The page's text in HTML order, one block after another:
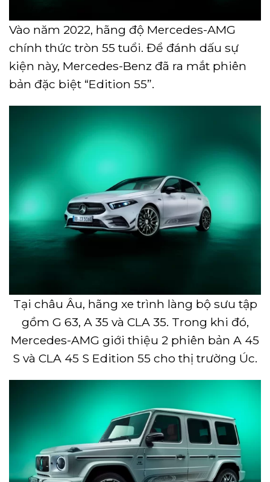
Vào năm 2022, hãng độ Mercedes-AMG
chính thức tròn 55 tuổi. Để đánh dấu sự
kiện này, Mercedes-Benz đã ra mắt phiên
bản đặc biệt “Edition 55”.
Tại châu Âu, hãng xe trình làng bộ sưu tập
gồm G 63, A 35 và CLA 35. Trong khi đó,
Mercedes-AMG giới thiệu 2 phiên bản A 45
S và CLA 45 S Edition 55 cho thị trường Úc.